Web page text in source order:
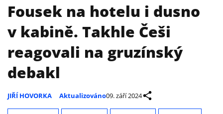
Fousek na hotelu i dusno
v kabině. Takhle Češi
reagovali na gruzínský
debakl
JIŘÍ HOVORKA Aktualizováno09. září 2024